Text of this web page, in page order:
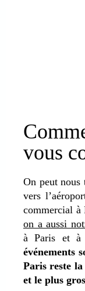
vous
On peut nous
vers
commercial à
on a aussi
à Paris et à
événements
Paris reste
et le plus